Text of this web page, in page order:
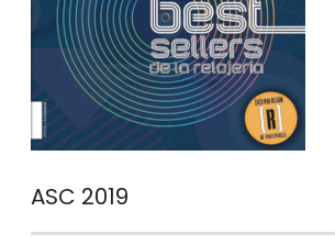
ASC 2019